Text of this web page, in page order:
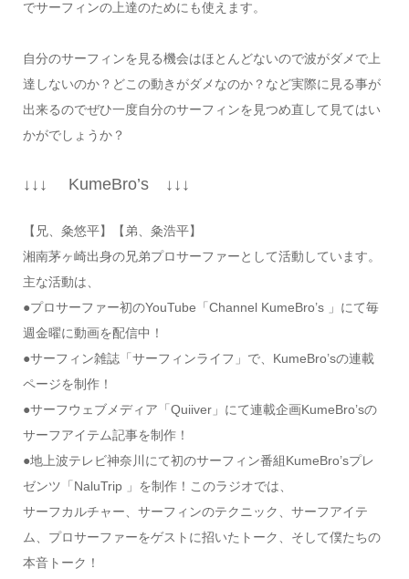
でサーフィンの上達のためにも使えます。
自分のサーフィンを見る機会はほとんどないので波がダメで上
達しないのか？どこの動きがダメなのか？など実際に見る事が
出来るのでぜひ一度自分のサーフィンを見つめ直して見てはい
かがでしょうか？
↓↓↓ KumeBro’s ↓↓↓
【兄、粂悠平】【弟、粂浩平】
湘南茅ヶ崎出身の兄弟プロサーファーとして活動しています。
主な活動は、
●プロサーファー初のYouTube「Channel KumeBro’s 」にて毎
週金曜に動画を配信中！
●サーフィン雑誌「サーフィンライフ」で、KumeBro’sの連載
ページを制作！
●サーフウェブメディア「Quiiver」にて連載企画KumeBro’sの
サーフアイテム記事を制作！
●地上波テレビ神奈川にて初のサーフィン番組KumeBro’sプレ
ゼンツ「NaluTrip 」を制作！このラジオでは、
サーフカルチャー、サーフィンのテクニック、サーフアイテ
ム、プロサーファーをゲストに招いたトーク、そして僕たちの
本音トーク！